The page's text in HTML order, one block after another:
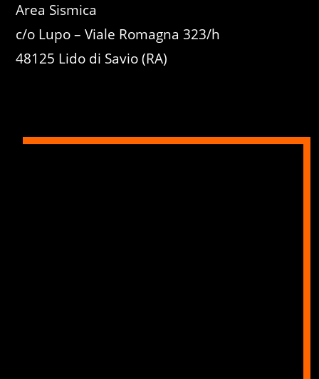
Area Sismica
c/o Lupo – Viale Romagna 323/h
48125 Lido di Savio (RA)